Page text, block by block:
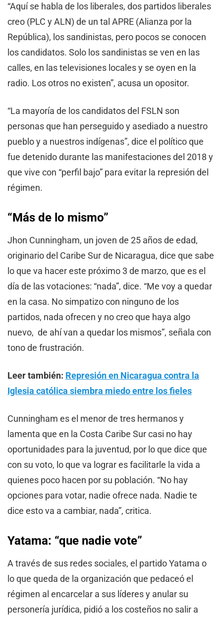
“Aquí se habla de los liberales, dos partidos liberales
creo (PLC y ALN) de un tal APRE (Alianza por la
República), los sandinistas, pero pocos se conocen
los candidatos. Solo los sandinistas se ven en las
calles, en las televisiones locales y se oyen en la
radio. Los otros no existen”, acusa un opositor.
“La mayoría de los candidatos del FSLN son
personas que han perseguido y asediado a nuestro
pueblo y a nuestros indígenas”, dice el político que
fue detenido durante las manifestaciones del 2018 y
que vive con “perfil bajo” para evitar la represión del
régimen.
“Más de lo mismo”
Jhon Cunningham, un joven de 25 años de edad,
originario del Caribe Sur de Nicaragua, dice que sabe
lo que va hacer este próximo 3 de marzo, que es el
día de las votaciones: “nada”, dice. “Me voy a quedar
en la casa. No simpatizo con ninguno de los
partidos, nada ofrecen y no creo que haya algo
nuevo, de ahí van a quedar los mismos”, señala con
tono de frustración.
Leer también: Represión en Nicaragua contra la
Iglesia católica siembra miedo entre los fieles
Cunningham es el menor de tres hermanos y
lamenta que en la Costa Caribe Sur casi no hay
oportunidades para la juventud, por lo que dice que
con su voto, lo que va lograr es facilitarle la vida a
quienes poco hacen por su población. “No hay
opciones para votar, nadie ofrece nada. Nadie te
dice esto va a cambiar, nada”, critica.
Yatama: “que nadie vote”
A través de sus redes sociales, el partido Yatama o
lo que queda de la organización que pedaceó el
régimen al encarcelar a sus líderes y anular su
personería jurídica, pidió a los costeños no salir a